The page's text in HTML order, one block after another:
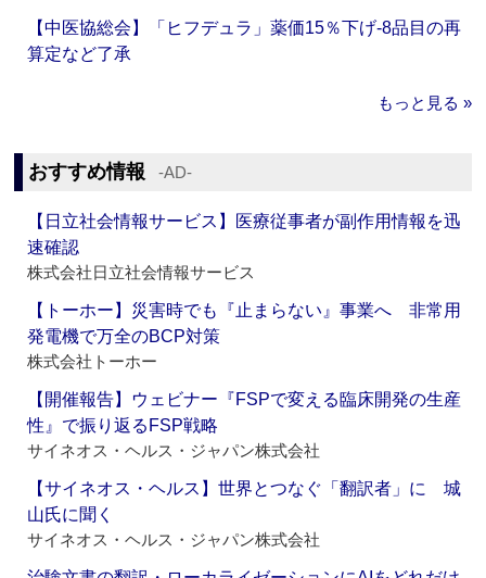
【中医協総会】「ヒフデュラ」薬価15％下げ‐8品目の再
算定など了承
もっと見る »
おすすめ情報 ‐AD‐
【日立社会情報サービス】医療従事者が副作用情報を迅
速確認
株式会社日立社会情報サービス
【トーホー】災害時でも『止まらない』事業へ 非常用
発電機で万全のBCP対策
株式会社トーホー
【開催報告】ウェビナー『FSPで変える臨床開発の生産
性』で振り返るFSP戦略
サイネオス・ヘルス・ジャパン株式会社
【サイネオス・ヘルス】世界とつなぐ「翻訳者」に 城
山氏に聞く
サイネオス・ヘルス・ジャパン株式会社